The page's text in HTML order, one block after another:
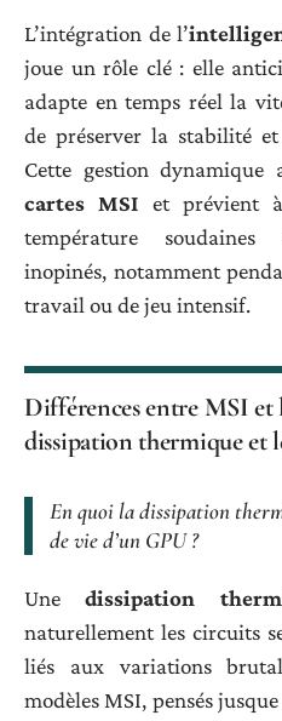
L’intégration de l’
joue un rôle clé : elle
adapte en temps réel la
de préserver la stabilité
Cette gestion
cartes MSI et prévient
température
inopinés, notamment
travail ou de jeu intensif.
Différences entre MSI et
dissipation thermique
En quoi la dissipation
de vie d’un GPU ?
Unedissipation
naturellement les circuits
liés aux variations
modèles MSI, pensés